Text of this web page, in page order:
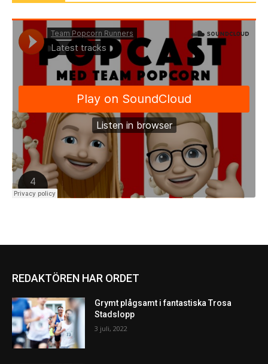
REDAKTÖREN HAR ORDET
Grymt plågsamt i fantastiska Trosa
Stadslopp
3 juli, 2022